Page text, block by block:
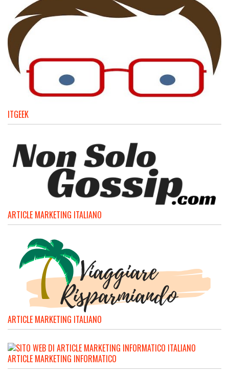
ITGEEK
ARTICLE MARKETING ITALIANO
ARTICLE MARKETING ITALIANO
ARTICLE MARKETING INFORMATICO